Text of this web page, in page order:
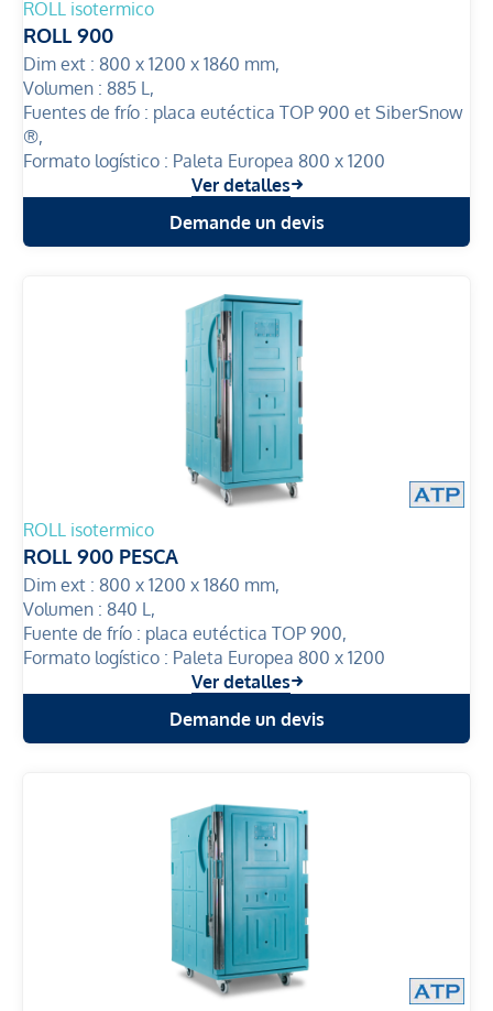
ROLL isotermico
ROLL 900
Dim ext : 800 x 1200 x 1860 mm,
Volumen : 885 L,
Fuentes de frío : placa eutéctica TOP 900 et SiberSnow
®,
Formato logístico : Paleta Europea 800 x 1200
Ver detalles
Demande un devis
ROLL isotermico
ROLL 900 PESCA
Dim ext : 800 x 1200 x 1860 mm,
Volumen : 840 L,
Fuente de frío : placa eutéctica TOP 900,
Formato logístico : Paleta Europea 800 x 1200
Ver detalles
Demande un devis